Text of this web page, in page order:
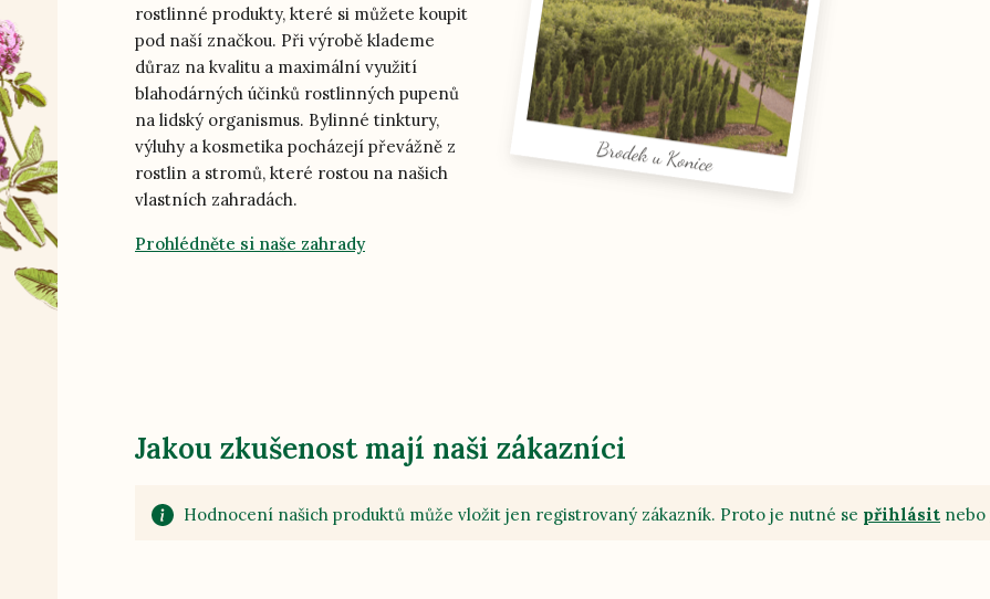
rostlinné produkty, které si můžete koupit
pod naší značkou. Při výrobě klademe
důraz na kvalitu a maximální využití
blahodárných účinků rostlinných pupenů
na lidský organismus. Bylinné tinktury,
výluhy a kosmetika pocházejí převážně z
rostlin a stromů, které rostou na našich
vlastních zahradách.
Prohlédněte si naše zahrady
Jakou zkušenost mají naši zákazníci
Hodnocení našich produktů může vložit jen registrovaný zákazník. Proto je nutné se přihlásit nebo